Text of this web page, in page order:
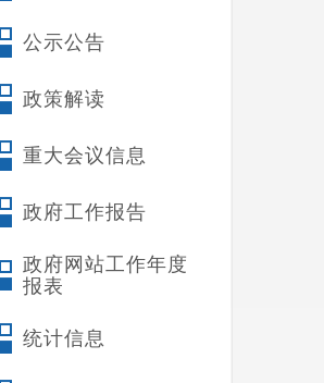
公示公告
政策解读
重大会议信息
政府工作报告
政府网站工作年度
报表
统计信息